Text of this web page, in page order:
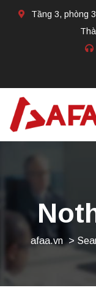
Tầng 3, phòng
afaa.vn >